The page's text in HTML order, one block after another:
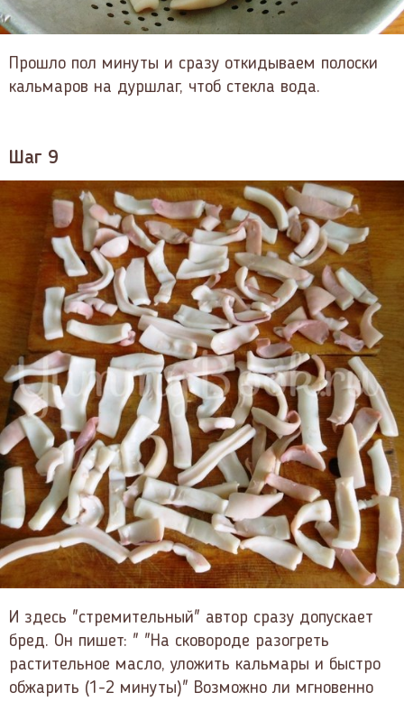
Прошло пол минуты и сразу откидываем полоски
кальмаров на дуршлаг, чтоб стекла вода.
Шаг 9
И здесь "стремительный" автор сразу допускает
бред. Он пишет: " "На сковороде разогреть
растительное масло, уложить кальмары и быстро
обжарить (1-2 минуты)" Возможно ли мгновенно